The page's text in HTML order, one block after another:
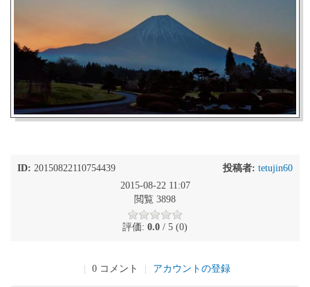
ID: 20150822110754439 投稿者: tetujin60
2015-08-22 11:07
閲覧 3898
評価: 0.0 / 5 (0)
0 コメント アカウントの登録